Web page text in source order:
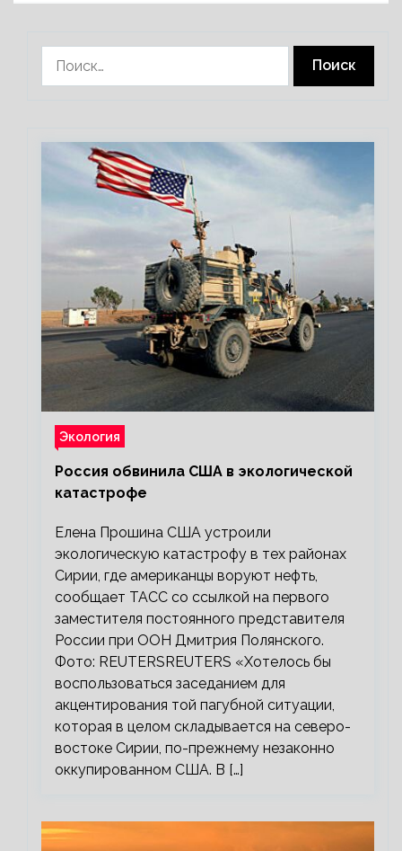
Экология
Россия обвинила США в экологической
катастрофе
Елена Прошина США устроили
экологическую катастрофу в тех районах
Сирии, где американцы воруют нефть,
сообщает ТАСС со ссылкой на первого
заместителя постоянного представителя
России при ООН Дмитрия Полянского.
Фото: REUTERSREUTERS «Хотелось бы
воспользоваться заседанием для
акцентирования той пагубной ситуации,
которая в целом складывается на северо-
востоке Сирии, по-прежнему незаконно
оккупированном США. В […]